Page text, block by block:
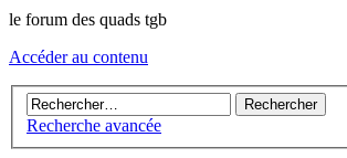
le forum des quads tgb
Accéder au contenu
Recherche avancée